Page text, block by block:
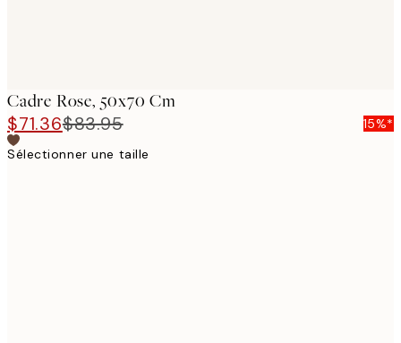
Cadre Rose, 50x70 Cm
$71.36$83.95
15%*
Sélectionner une taille